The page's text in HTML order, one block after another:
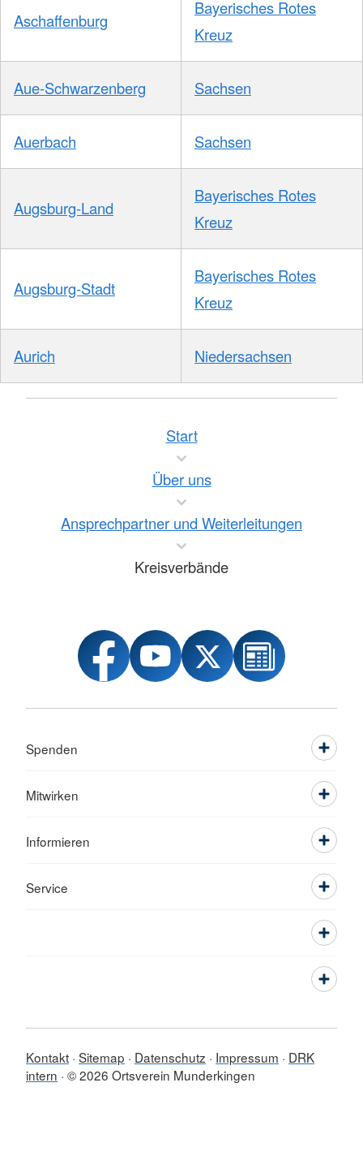
Aschaffenburg
Bayerisches Rotes
Kreuz
Aue-Schwarzenberg Sachsen
Auerbach Sachsen
Augsburg-Land
Bayerisches Rotes
Kreuz
Augsburg-Stadt
Bayerisches Rotes
Kreuz
Aurich Niedersachsen
Start
Über uns
Ansprechpartner und Weiterleitungen
Kreisverbände
Spenden
Mitwirken
Informieren
Service
Kontakt Sitemap Datenschutz Impressum
DRK
intern © 2026 Ortsverein Munderkingen